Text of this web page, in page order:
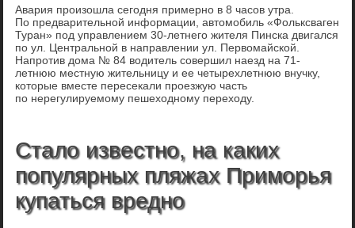
Авария произошла сегодня примерно в 8 часов утра.
По предварительной информации, автомобиль «Фольксваген
Туран» под управлением 30-летнего жителя Пинска двигался
по ул. Центральной в направлении ул. Первомайской.
Напротив дома № 84 водитель совершил наезд на 71-
летнюю местную жительницу и ее четырехлетнюю внучку,
которые вместе пересекали проезжую часть
по нерегулируемому пешеходному переходу.
Стало известно, на каких
популярных пляжах Приморья
купаться вредно